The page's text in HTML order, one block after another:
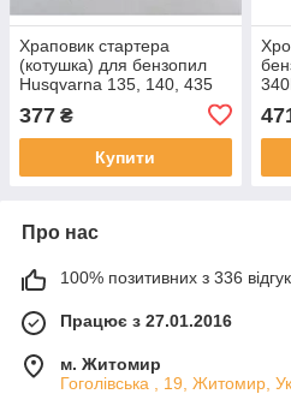
Храповик стартера
(котушка) для бензопил
Husqvarna 135, 140, 435
377 ₴
Купити
Про нас
100% позитивних з 336
Працює з 27.01.2016
м. Житомир
Гоголівська , 19, Житомир,